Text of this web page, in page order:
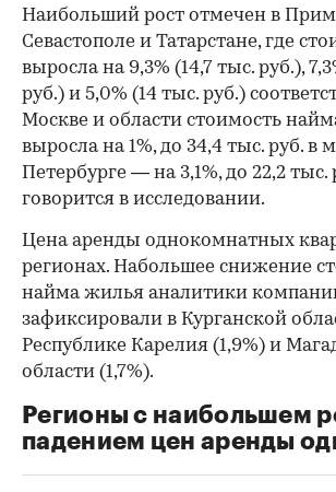
Наибольший рост отмечен в
Севастополе и Татарстане, где
выросла на 9,3% (14,7 тыс. руб.),
руб.) и 5,0% (14 тыс. руб.)
Москве и области стоимость
выросла на 1%, до 34,4 тыс. руб. в
Петербурге — на 3,1%, до 22,2 тыс.
говорится в исследовании.
Цена аренды однокомнатных
регионах. Набольшее снижение
найма жилья аналитики
зафиксировали в Курганской
Республике Карелия (1,9%) и
области (1,7%).
Регионы с наибольшем
падением цен аренды